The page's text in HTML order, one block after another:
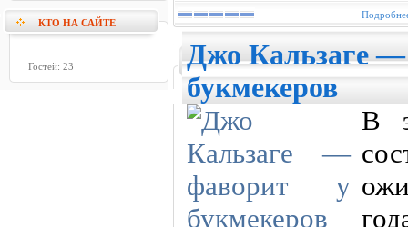
КТО НА САЙТЕ
Гостей: 23
Джо Кальзаге
букмекеров
В